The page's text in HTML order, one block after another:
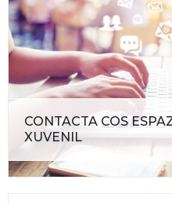
CONTACTA COS
XUVENIL